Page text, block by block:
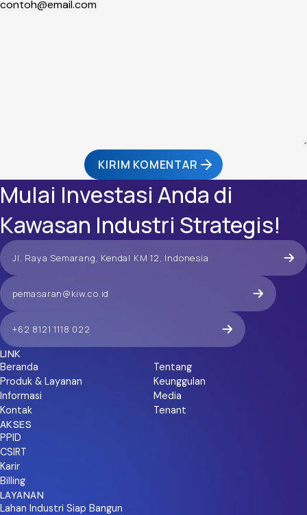
KIRIM KOMENTAR
Mulai Investasi Anda di
Kawasan Industri Strategis!
Jl. Raya Semarang, Kendal KM 12, Indonesia
pemasaran@kiw.co.id
+62 8121 1118 022
LINK
Beranda
Tentang
Produk & Layanan
Keunggulan
Informasi
Media
Kontak
Tenant
AKSES
PPID
CSIRT
Karir
Billing
LAYANAN
Lahan Industri Siap Bangun